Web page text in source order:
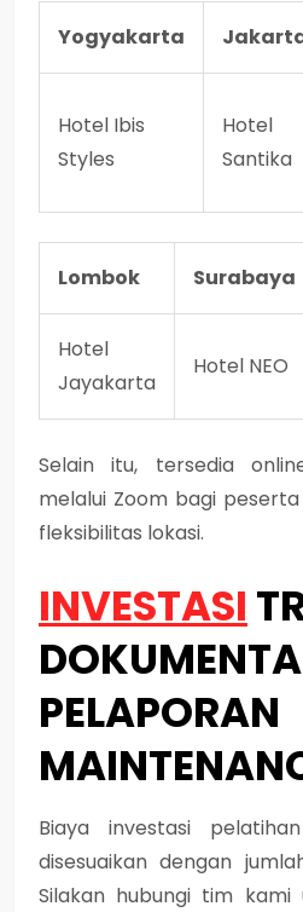
Yogyakarta
Hotel Ibis
Styles
Hotel
Santika
Lombok Surabaya
Hotel
Jayakarta
Hotel NEO
Selain itu, tersedia
melalui Zoom bagi
fleksibilitas lokasi.
INVESTASI
PELAPORAN
Biaya investasi
disesuaikan dengan
Silakan hubungi tim